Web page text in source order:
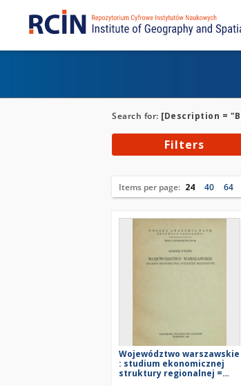
Search for: [Description =
Filters
Items per page: 24 40 64
Województwo warszawskie
: studium ekonomicznej
struktury regionalnej =